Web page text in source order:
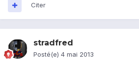
Citer
stradfred
Posté(e) 4 mai 2013